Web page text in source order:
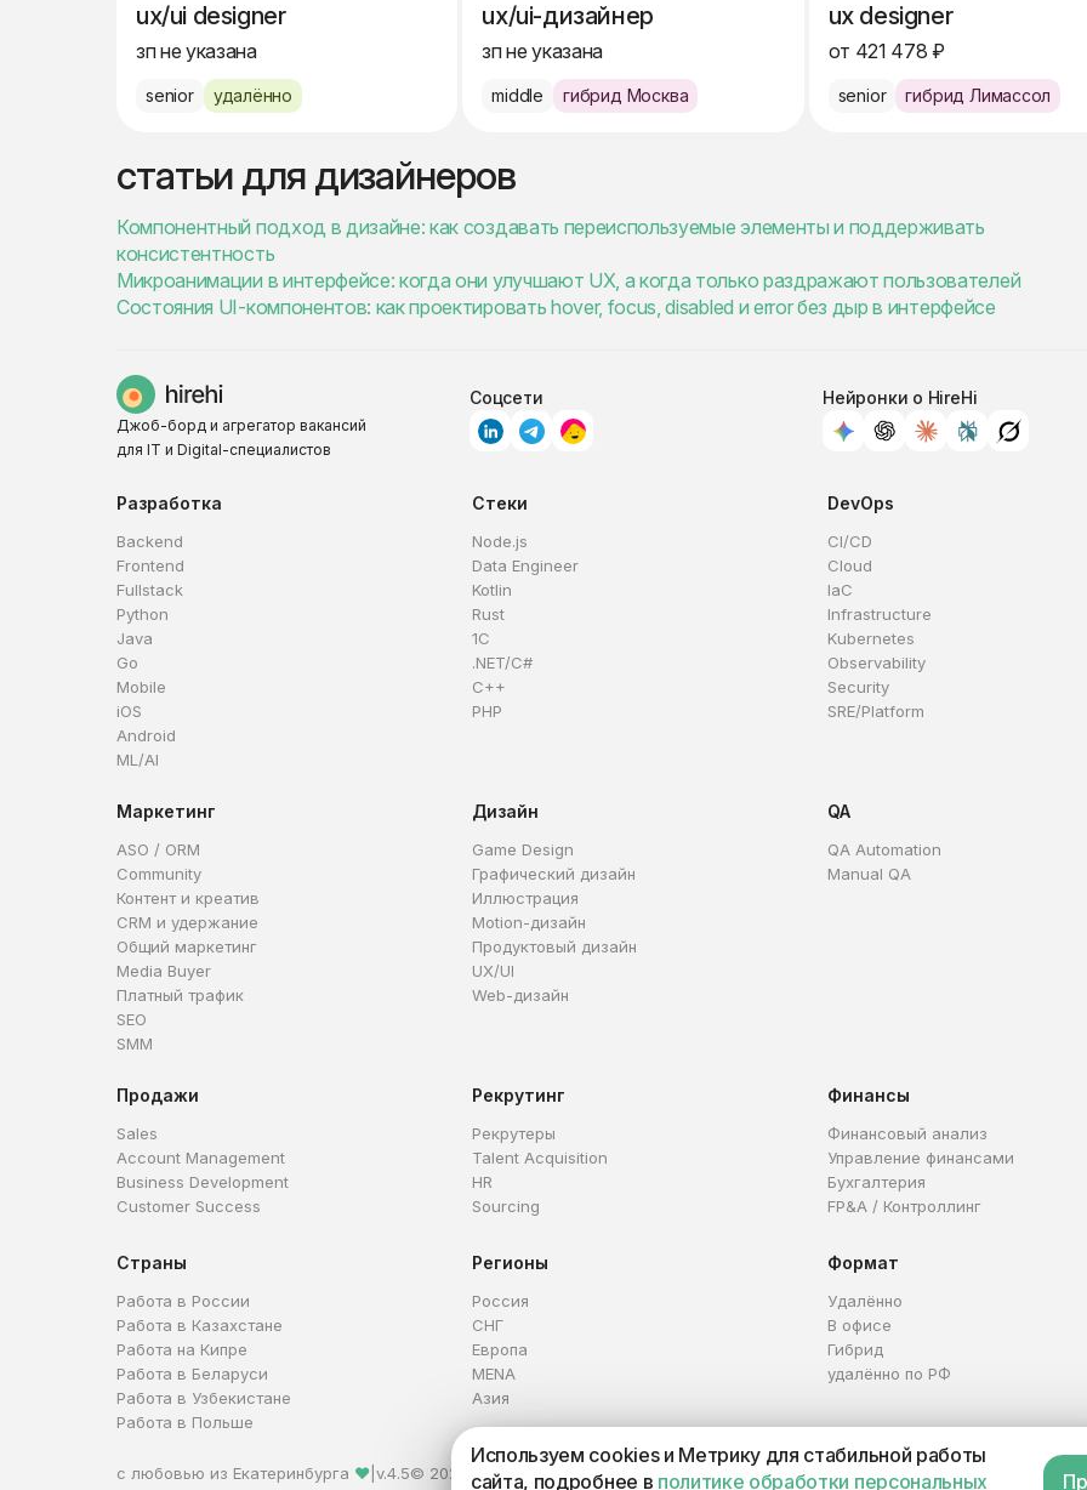
ux/ui designer
зп не указана
senior удалённо
ux/ui-дизайнер
зп не указана
middle гибрид Москва
ux designer
от 421 478 ₽
senior гибрид Лимассол
статьи для дизайнеров
Компонентный подход в дизайне: как создавать переиспользуемые элементы и поддерживать
консистентность
Микроанимации в интерфейсе: когда они улучшают UX, а когда только раздражают пользователей
Состояния UI-компонентов: как проектировать hover, focus, disabled и error без дыр в интерфейсе
Джоб-борд и агрегатор вакансий
для IT и Digital-специалистов
Соцсети Нейронки о HireHi
Разработка
Backend
Frontend
Fullstack
Python
Java
Go
Mobile
iOS
Android
ML/AI
Стеки
Node.js
Data Engineer
Kotlin
Rust
1C
.NET/C#
C++
PHP
DevOps
CI/CD
Cloud
IaC
Infrastructure
Kubernetes
Observability
Security
SRE/Platform
Маркетинг
ASO / ORM
Community
Контент и креатив
CRM и удержание
Общий маркетинг
Media Buyer
Платный трафик
SEO
SMM
Дизайн
Game Design
Графический дизайн
Иллюстрация
Motion-дизайн
Продуктовый дизайн
UX/UI
Web-дизайн
QA
QA Automation
Manual QA
Продажи
Sales
Account Management
Business Development
Customer Success
Рекрутинг
Рекрутеры
Talent Acquisition
HR
Sourcing
Финансы
Финансовый анализ
Управление финансами
Бухгалтерия
FP&A / Контроллинг
Страны
Работа в России
Работа в Казахстане
Работа на Кипре
Работа в Беларуси
Работа в Узбекистане
Работа в Польше
Регионы
Россия
СНГ
Европа
MENA
Азия
Формат
Удалённо
В офисе
Гибрид
удалённо по РФ
с любовью из Екатеринбурга ❤ v.4.5© 2026 HireHi
Используем cookies и Метрику для стабильной работы
сайта, подробнее в политике обработки персональных